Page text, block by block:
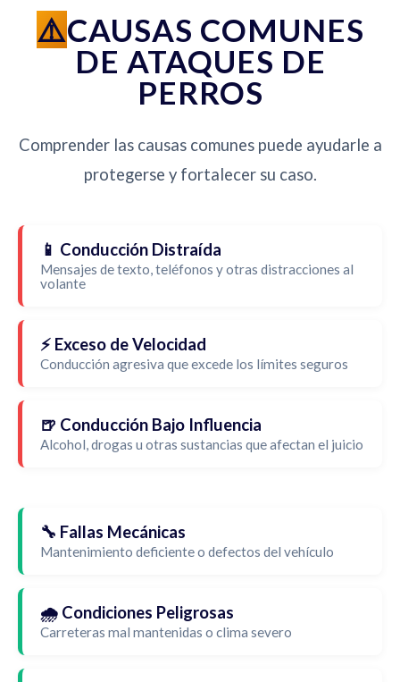
CAUSAS COMUNES
DE ATAQUES DE
PERROS
Comprender las causas comunes puede ayudarle a
protegerse y fortalecer su caso.
📱 Conducción Distraída
Mensajes de texto, teléfonos y otras distracciones al
volante
⚡ Exceso de Velocidad
Conducción agresiva que excede los límites seguros
🍺 Conducción Bajo Influencia
Alcohol, drogas u otras sustancias que afectan el juicio
🔧 Fallas Mecánicas
Mantenimiento deficiente o defectos del vehículo
🌧️ Condiciones Peligrosas
Carreteras mal mantenidas o clima severo